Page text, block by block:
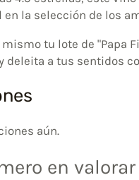
en la selección de los
mismo tu lote de "Papa
deleita a tus sentidos
aún.
en valorar